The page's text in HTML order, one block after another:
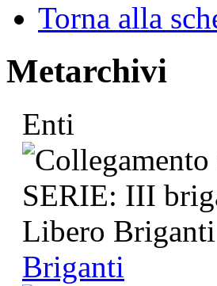
Torna alla
Metarchivi
Enti
Briganti